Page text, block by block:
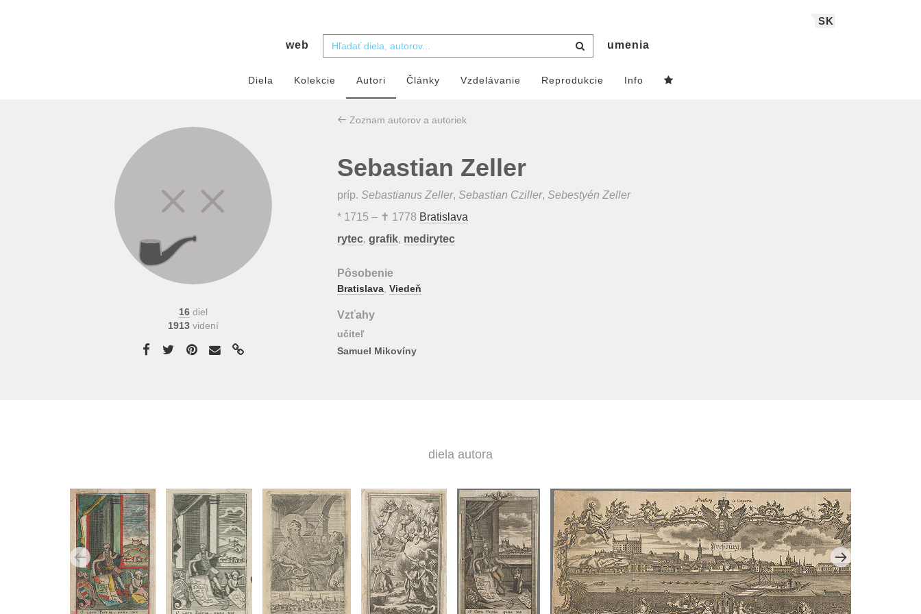
SK
web umenia
Diela Kolekcie Autori Články Vzdelávanie Reprodukcie Info
16 diel
1913 videní
Zoznam autorov a autoriek
Sebastian Zeller
príp. Sebastianus Zeller, Sebastian Cziller, Sebestyén Zeller
* 1715 – ✝ 1778 Bratislava
rytec, grafik, medirytec
Pôsobenie
Bratislava, Viedeň
Vzťahy
učiteľ
Samuel Mikovíny
diela autora